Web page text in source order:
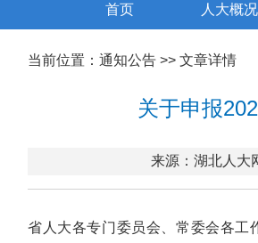
首页 人大概况
当前位置： 通知公告 >> 文章详情
关于申报
来源：湖北人大
省人大各专门委员会、常委会各工